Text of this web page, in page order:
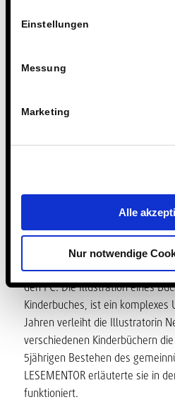
Einstellungen
Messung
Marketing
Alle
Nur notwendige
Lesementor
Von wegen „nur ein paar
den PC: Die Illustration eines
Kinderbuches, ist ein komplexes
Jahren verleiht die Illustratorin
verschiedenen Kinderbüchern
5jährigen Bestehen des
LESEMENTOR erläuterte sie in
funktioniert.